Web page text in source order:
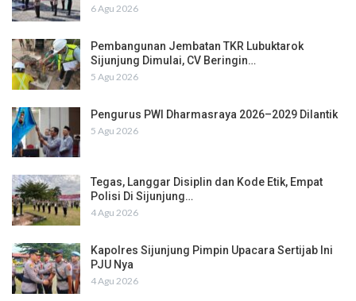
6 Agu 2026
Pembangunan Jembatan TKR Lubuktarok
Sijunjung Dimulai, CV Beringin…
5 Agu 2026
Pengurus PWI Dharmasraya 2026–2029 Dilantik
5 Agu 2026
Tegas, Langgar Disiplin dan Kode Etik, Empat
Polisi Di Sijunjung…
4 Agu 2026
Kapolres Sijunjung Pimpin Upacara Sertijab Ini
PJU Nya
4 Agu 2026